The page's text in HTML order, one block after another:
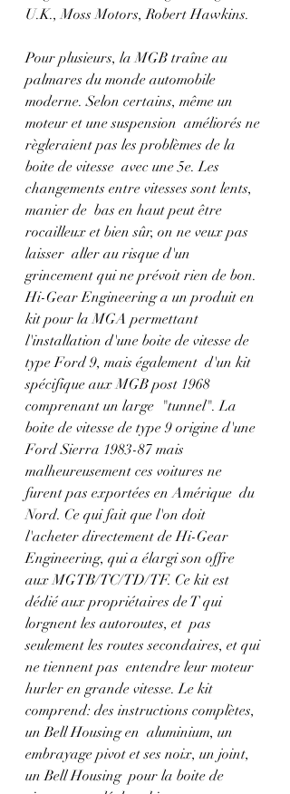
U.K., Moss Motors, Robert Hawkins.
Pour plusieurs, la MGB traîne au
palmares du monde automobile
moderne. Selon certains, même un
moteur et une suspension  améliorés ne
règleraient pas les problèmes de la
boite de vitesse  avec une 5e. Les
changements entre vitesses sont lents,
manier de  bas en haut peut être
rocailleux et bien sûr, on ne veux pas
laisser  aller au risque d'un
grincement qui ne prévoit rien de bon.
Hi-Gear Engineering a un produit en
kit pour la MGA permettant
l'installation d'une boite de vitesse de
type Ford 9, mais également  d'un kit
spécifique aux MGB post 1968
comprenant un large  "tunnel". La
boite de vitesse de type 9 origine d'une
Ford Sierra 1983-87 mais
malheureusement ces voitures ne
furent pas exportées en Amérique  du
Nord. Ce qui fait que l'on doit
l'acheter directement de Hi-Gear
Engineering, qui a élargi son offre
aux MGTB/TC/TD/TF. Ce kit est
dédié aux propriétaires de T qui
lorgnent les autoroutes, et  pas
seulement les routes secondaires, et qui
ne tiennent pas  entendre leur moteur
hurler en grande vitesse. Le kit
comprend: des instructions complètes,
un Bell Housing en  aluminium, un
embrayage pivot et ses noix, un joint,
un Bell Housing  pour la boite de